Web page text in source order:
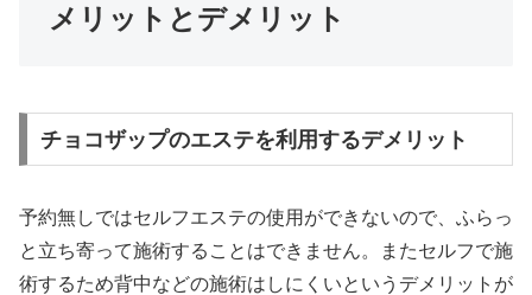
メリットとデメリット
チョコザップのエステを利用するデメリット
予約無しではセルフエステの使用ができないので、ふらっ
と立ち寄って施術することはできません。またセルフで施
術するため背中などの施術はしにくいというデメリットが